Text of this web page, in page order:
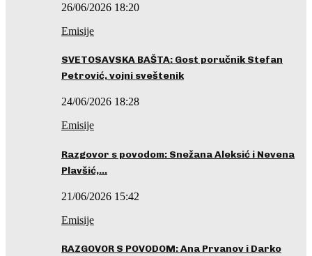
26/06/2026 18:20
Emisije
SVETOSAVSKA BAŠTA: Gost poručnik Stefan
Petrović, vojni sveštenik
24/06/2026 18:28
Emisije
Razgovor s povodom: Snežana Aleksić i Nevena
Plavšić,…
21/06/2026 15:42
Emisije
RAZGOVOR S POVODOM: Ana Prvanov i Darko